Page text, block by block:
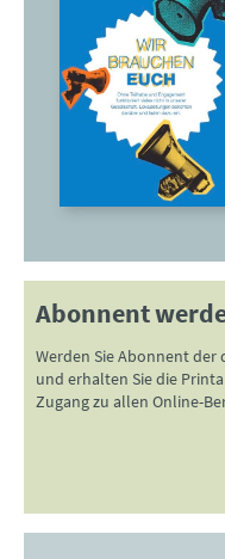
Abonnent
Werden Sie Abonnent der
und erhalten Sie die
Zugang zu allen Online-